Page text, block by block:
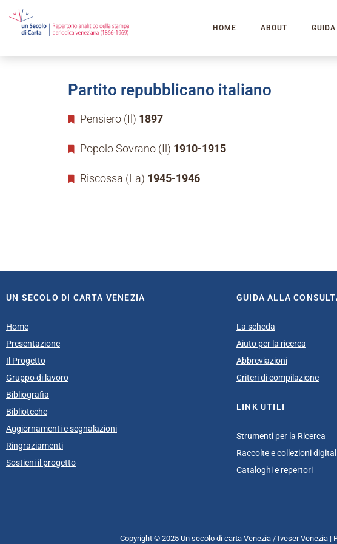
HOME ABOUT
Partito repubblicano italiano
Pensiero (Il) 1897
Popolo Sovrano (Il) 1910-1915
Riscossa (La) 1945-1946
UN SECOLO DI CARTA VENEZIA
Home
Presentazione
Il Progetto
Gruppo di lavoro
Bibliografia
Biblioteche
Aggiornamenti e segnalazioni
Ringraziamenti
Sostieni il progetto
GUIDA ALLA
La scheda
Aiuto per la ricerca
Abbreviazioni
Criteri di compilazione
LINK UTILI
Strumenti per la Ricerca
Raccolte e collezioni
Cataloghi e repertori
Copyright © 2025 Un secolo di carta Venezia / Iveser Venezia |